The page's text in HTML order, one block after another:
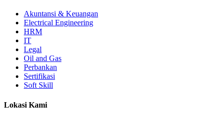
Akuntansi & Keuangan
Electrical Engineering
HRM
IT
Legal
Oil and Gas
Perbankan
Sertifikasi
Soft Skill
Lokasi Kami